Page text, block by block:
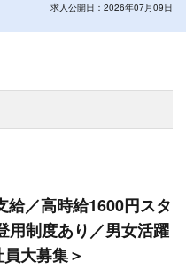
求人公開日：2026年07月09日
給／高時給1600円スタ
用制度あり／男女活躍
大募集＞